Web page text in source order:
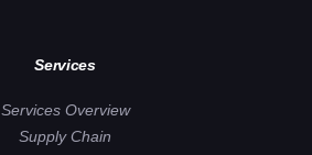
Services
Services Overview
Supply Chain